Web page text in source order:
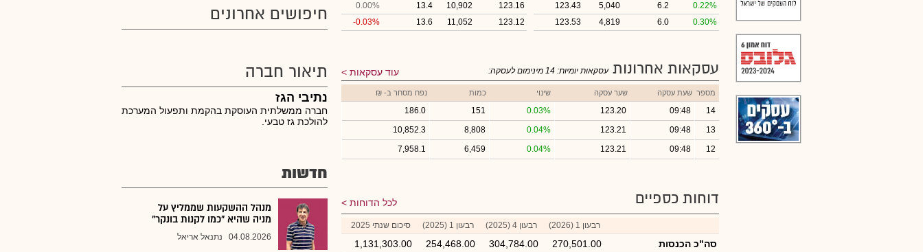
0.22%
6.2
5,040
123.43
0.30%
6.0
4,819
123.53
123.16
10,902
13.4
0.00%
123.12
11,052
13.6
-0.03%
עסקאות אחרונות עוד עסקאות עסקאות יומיות: 14 מינימום לעסקה:
מספר שעת עסקה שער עסקה שינוי כמות נפח מסחר ב- ₪
14
09:48
123.20
0.03%
151
186.0
13
09:48
123.21
0.04%
8,808
10,852.3
12
09:48
123.21
0.04%
6,459
7,958.1
דוחות כספיים לכל הדוחות
רבעון 1 (2026) רבעון 4 (2025) רבעון 1 (2025) סיכום שנתי 2025
סה"כ הכנסות 270,501.00
304,784.00
254,468.00
1,131,303.00
חיפושים אחרונים
תיאור חברה
נתיבי הגז
חברה ממשלתית העוסקת בהקמת ותפעול המערכת
להולכת גז טבעי.
חדשות
מנהל ההשקעות שממליץ על
מניה שהיא "כמו לקנות בונקר"
04.08.2026 נתנאל אריאל